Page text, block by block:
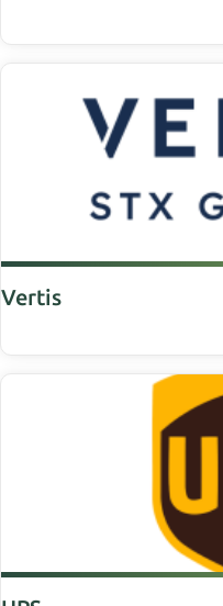
Vertis